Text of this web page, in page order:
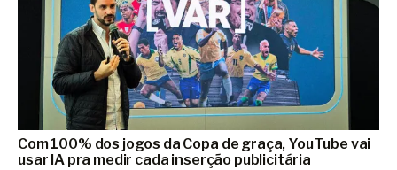
Com 100% dos jogos da Copa de graça, YouTube vai
usar IA pra medir cada inserção publicitária